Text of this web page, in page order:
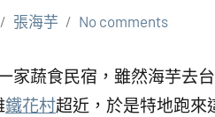
張海芋 No comments
家蔬食民宿，雖然海芋去
鐵花村超近，於是特地跑來